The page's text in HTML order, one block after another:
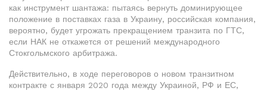
как инструмент шантажа: пытаясь вернуть доминирующее
положение в поставках газа в Украину, российская компания,
вероятно, будет угрожать прекращением транзита по ГТС,
если НАК не откажется от решений международного
Стокгольмского арбитража.
Действительно, в ходе переговоров о новом транзитном
контракте с января 2020 года между Украиной, РФ и ЕС,